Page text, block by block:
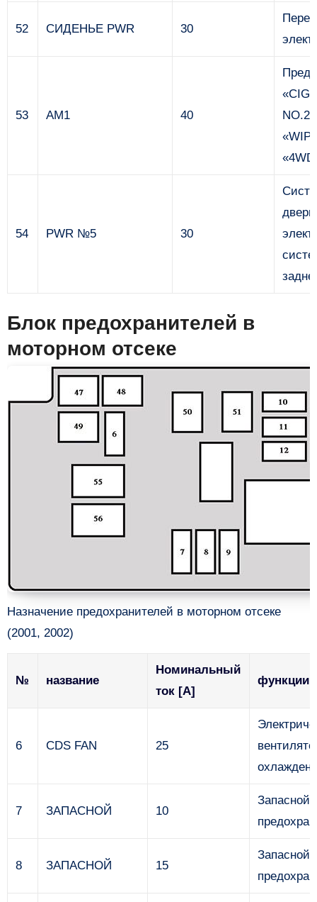
52 СИДЕНЬЕ PWR 30
53 AM1 40
54 PWR №5 30
Блок предохранителей в
моторном отсеке
Назначение предохранителей в моторном отсеке
(2001, 2002)
№ название
Номинальный
ток [A]
функции
6 CDS FAN 25
7 ЗАПАСНОЙ 10
Запасной
8 ЗАПАСНОЙ 15
Запасной